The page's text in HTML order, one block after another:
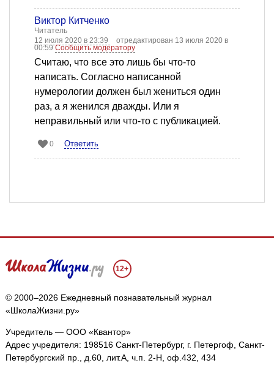
Виктор Китченко
Читатель
12 июля 2020 в 23:39
отредактирован 13 июля 2020 в
00:59Сообщить модератору
Считаю, что все это лишь бы что-то
написать. Согласно написанной
нумерологии должен был жениться один
раз, а я женился дважды. Или я
неправильный или что-то с публикацией.
0 Ответить
12+
© 2000–2026 Ежедневный познавательный журнал
«ШколаЖизни.ру»
Учредитель — ООО «Квантор»
Адрес учредителя: 198516 Санкт-Петербург, г. Петергоф, Санкт-
Петербургский пр., д.60, лит.А, ч.п. 2-Н, оф.432, 434